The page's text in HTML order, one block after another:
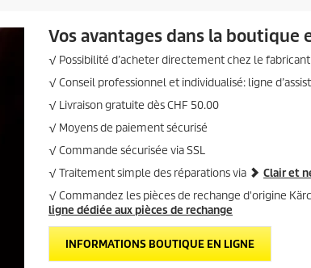
t
s
Vos avantages dans la boutique
√ Possibilité d’acheter directement chez le
√ Conseil professionnel et individualisé: ligne
√ Livraison gratuite dès CHF 50.00
√ Moyens de paiement sécurisé
√ Commande sécurisée via SSL
√ Traitement simple des réparations via
Clair et
√ Commandez les pièces de rechange d'origine
ligne dédiée aux pièces de rechange
INFORMATIONS BOUTIQUE EN LIGNE